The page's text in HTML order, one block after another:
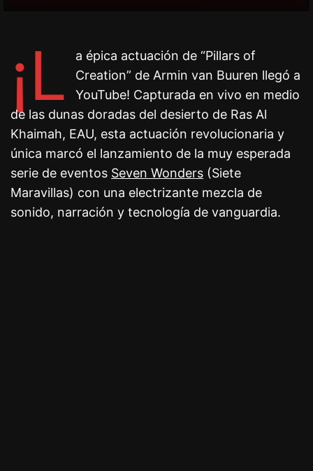
¡L
a épica actuación de “Pillars of
Creation” de Armin van Buuren llegó a
YouTube! Capturada en vivo en medio
de las dunas doradas del desierto de Ras Al
Khaimah, EAU, esta actuación revolucionaria y
única marcó el lanzamiento de la muy esperada
serie de eventos Seven Wonders (Siete
Maravillas) con una electrizante mezcla de
sonido, narración y tecnología de vanguardia.